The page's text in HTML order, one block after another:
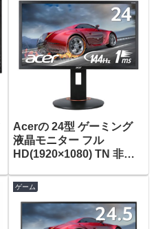
Acerの 24型 ゲーミング
液晶モニター フル
HD(1920×1080) TN 非光
XF240Hbmjdpr がタイム
セール＋クーポンで
25,479円！
ゲーム